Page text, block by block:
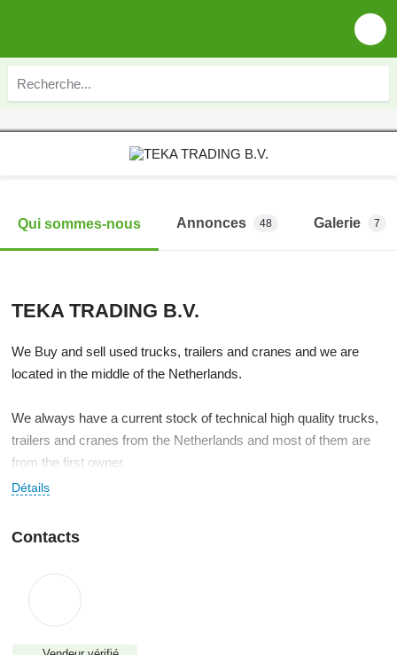
Qui sommes-nous Annonces 48 Galerie 7
TEKA TRADING B.V.
We Buy and sell used trucks, trailers and cranes and we are
located in the middle of the Netherlands.
We always have a current stock of technical high quality trucks,
trailers and cranes from the Netherlands and most of them are
from the first owner.
are located throughout Europe, Eastern Europe, the Middle East,
If you want to drive back home to your country, we can arrange
the export documents and a temporary export registration with
insurance.
Détails
Contacts